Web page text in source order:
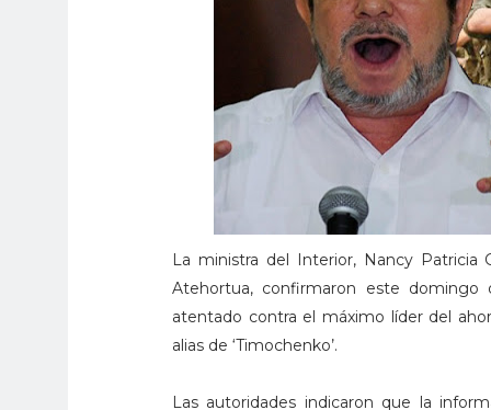
La ministra del Interior, Nancy Patricia
Atehortua, confirmaron este domingo
atentado contra el máximo líder del
alias de ‘Timochenko’.
Las autoridades indicaron que la